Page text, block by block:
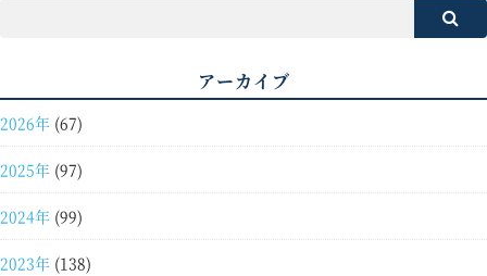
アーカイブ
2026年 (67)
2025年 (97)
2024年 (99)
2023年 (138)